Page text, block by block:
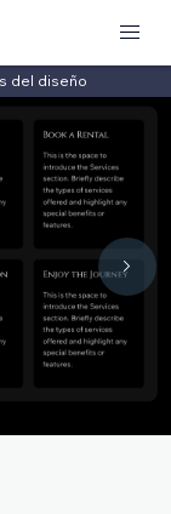
del diseño